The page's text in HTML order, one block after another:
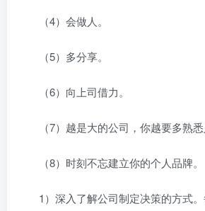
（4）会做人。
（5）多分享。
（6）向上司借力。
（7）越是大的公司，你越要多熟悉
（8）时刻不忘建立你的个人品牌。
1）深入了解公司制定决策的方式